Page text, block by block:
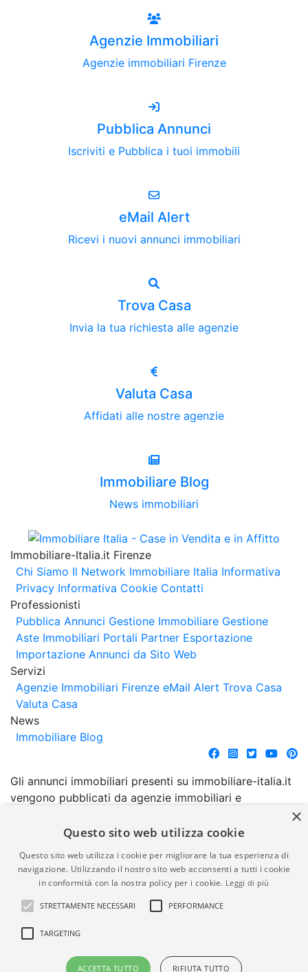
Agenzie Immobiliari
Agenzie immobiliari Firenze
Pubblica Annunci
Iscriviti e Pubblica i tuoi immobili
eMail Alert
Ricevi i nuovi annunci immobiliari
Trova Casa
Invia la tua richiesta alle agenzie
Valuta Casa
Affidati alle nostre agenzie
Immobiliare Blog
News immobiliari
Immobiliare-Italia.it Firenze
Chi Siamo Il Network Immobiliare Italia Informativa
Privacy Informativa Cookie Contatti
Professionisti
Pubblica Annunci Gestione Immobiliare Gestione
Aste Immobiliari Portali Partner Esportazione
Importazione Annunci da Sito Web
Servizi
Agenzie Immobiliari Firenze eMail Alert Trova Casa
Valuta Casa
News
Immobiliare Blog
Gli annunci immobiliari presenti su immobiliare-italia.it
vengono pubblicati da agenzie immobiliari e
comporta l'approvazione o l'avallo da parte di
garanzia da parte di quest'ultima. immobiliare-italia.it
quindi non è responsabile della veridicità, della
correttezza, della completezza, della normativa in
materia di privacy e/o di alcun altro aspetto dei
suddetti annunci.
© Copyright 2007 - 2026
Powered by
×
Questo sito web utilizza cookie
Questo sito web utilizza i cookie per migliorare la tua esperienza di
navigazione. Utilizzando il nostro sito web acconsenti a tutti i cookie
in conformità con la nostra policy per i cookie. Leggi di più
STRETTAMENTE NECESSARI PERFORMANCE
TARGETING
ACCETTA TUTTO RIFIUTA TUTTO